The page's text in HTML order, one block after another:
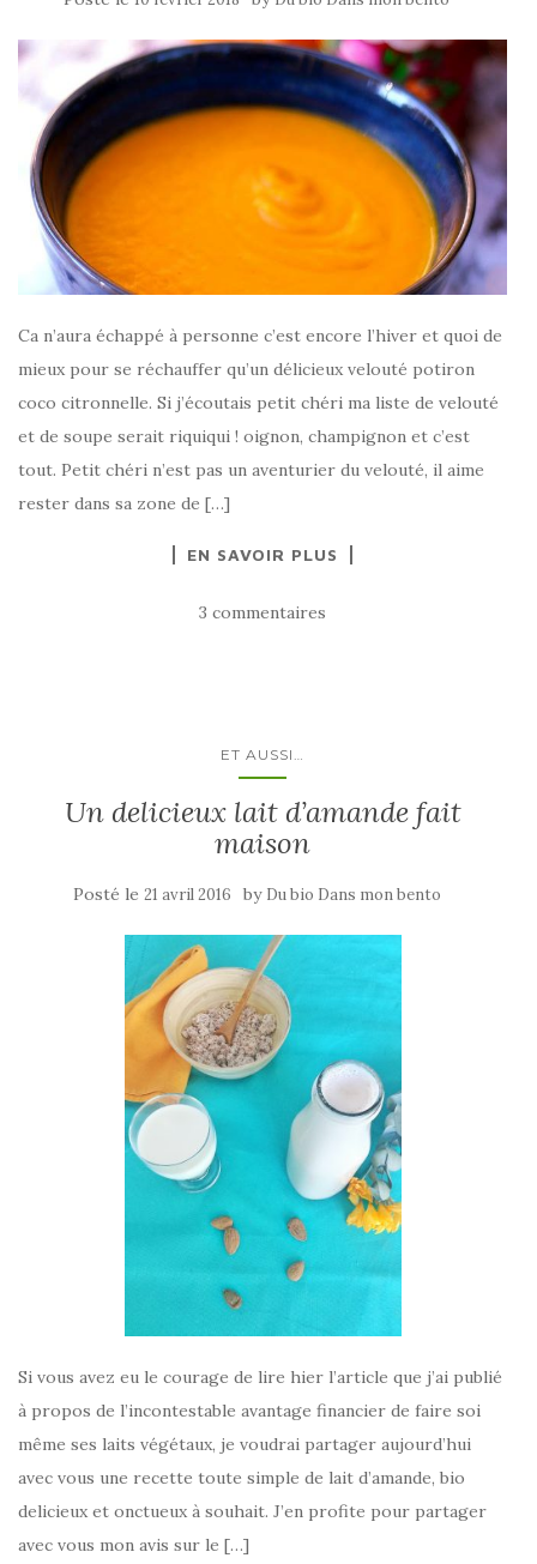
Ca n’aura échappé à personne c’est encore l’hiver et quoi de
mieux pour se réchauffer qu’un délicieux velouté potiron
coco citronnelle. Si j’écoutais petit chéri ma liste de velouté
et de soupe serait riquiqui ! oignon, champignon et c’est
tout. Petit chéri n’est pas un aventurier du velouté, il aime
rester dans sa zone de […]
EN SAVOIR PLUS
3 commentaires
ET AUSSI…
Un delicieux lait d’amande fait
maison
Posté le 21 avril 2016 by Du bio Dans mon bento
Si vous avez eu le courage de lire hier l’article que j’ai publié
à propos de l’incontestable avantage financier de faire soi
même ses laits végétaux, je voudrai partager aujourd’hui
avec vous une recette toute simple de lait d’amande, bio
delicieux et onctueux à souhait. J’en profite pour partager
avec vous mon avis sur le […]